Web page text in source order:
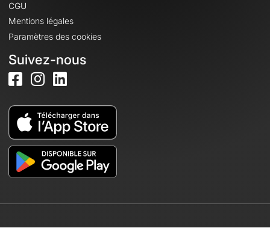
CGU
Mentions légales
Paramètres des cookies
Suivez-nous